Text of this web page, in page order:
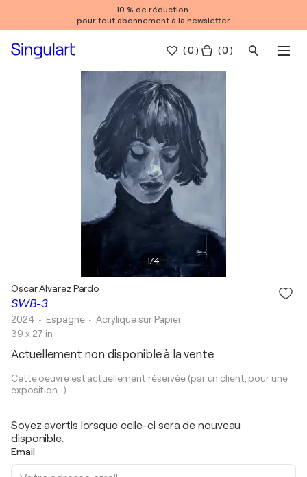
10 % de réduction
pour tout abonnement à la newsletter
(0 ) ( 0 )
1/4
SWB-3
Oscar Alvarez Pardo
2024 • Espagne • Acrylique sur Papier
39 x 27 in
Actuellement non disponible à la vente
Cette oeuvre est actuellement réservée (par un client, pour une
exposition...).
Soyez avertis lorsque celle-ci sera de nouveau
disponible.
Email